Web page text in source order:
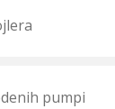
pumpi